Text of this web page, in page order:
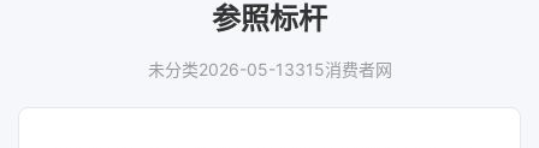
参照标杆
未分类2026-05-13315消费者网